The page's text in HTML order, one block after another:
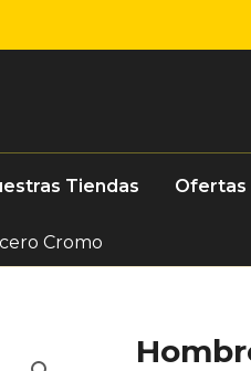
Tiendas Ofertas
Cromo